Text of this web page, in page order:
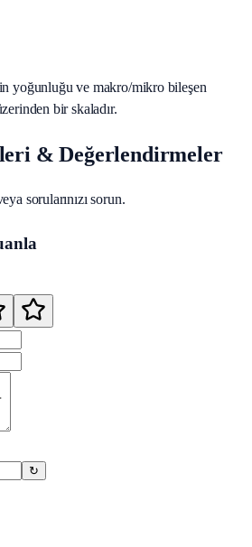
yoğunluğu ve makro/mikro bileşen
bir skaladır.
& Değerlendirmeler
sorularınızı sorun.
↻